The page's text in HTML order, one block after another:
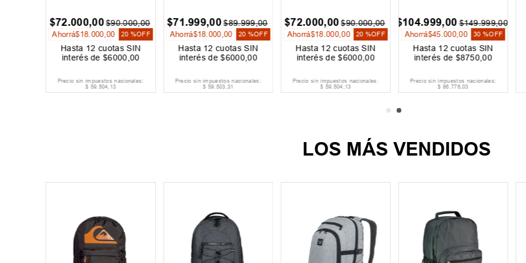
$129.999,00
Hasta12 cuotas SIN
interés de$10 .834,00
Precio sin impuestos nacionales:
107. 437,19
$89.999,00
Hasta12 cuotas SIN
interés de$7500,00
Precio sin impuestos nacionales:
74.379,34
40.109,00$57.299,00
Ahorrá$17.190,00 30 %OFF
Hasta12 cuotas SIN
interés de$3343,00
Precio sin impuestos nacionales:
33.147,93
89.999,00$99.999,00
Ahorrá$10.000,00 10 %OFF
Hasta12 cuotas SIN
interés de$7500,00
Precio sin impuestos nacionales:
74.379,34
LOS MÁS VENDIDOS